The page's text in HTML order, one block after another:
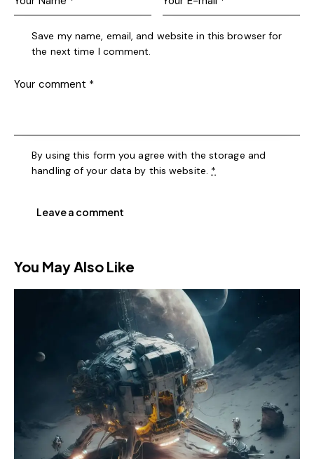
Save my name, email, and website in this browser for
the next time I comment.
By using this form you agree with the storage and
handling of your data by this website. *
You May Also Like